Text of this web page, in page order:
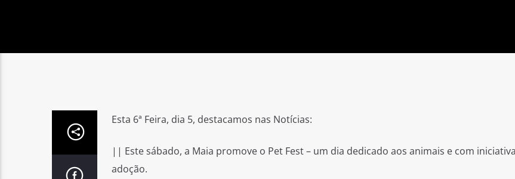
Esta 6ª Feira, dia 5, destacamos nas Notícias:
|| Este sábado, a Maia promove o Pet Fest – um dia dedicado aos animais e com
adoção.